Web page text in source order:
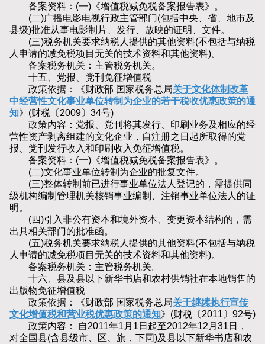
备案资料：(一)《增值税减免税备案报告表》。
(二)广播电影电视行政主管部门(包括中央、省、地市及
县级)批准从事电影制片、发行、放映的证明、文件。
(三)税务机关要求纳税人提供的其他资料(不包括与纳税
人申请的减免税项目无关的技术资料和其他资料)。
备案税务机关：主管税务机关。
十五、党报、党刊免征增值税
政策依据：《财政部 国家税务总局关于文化体制改革
中经营性文化事业单位转制为企业的若干税收优惠政策的通
知》(财税〔2009〕34号)
政策内容：党报、党刊将其发行、印刷业务及相应的经
营性资产剥离组建的文化企业，自注册之日起所取得的党
报、党刊发行收入和印刷收入免征增值税。
备案资料：(一)《增值税减免税备案报告表》。
(二)文化事业单位转制为企业的批复文件。
(三)整体转制前已进行事业单位法人登记的，需提供同
级机构编制管理机关核销事业编制、注销事业单位法人的证
明。
(四)引入非公有资本和境外资本、变更资本结构的，需
出具相关部门的批准函。
(五)税务机关要求纳税人提供的其他资料(不包括与纳税
人申请的减免税项目无关的技术资料和其他资料)。
备案税务机关：主管税务机关。
十六、县及县以下新华书店和农村供销社在本地销售的
出版物免征增值税
政策依据：《财政部 国家税务总局关于继续执行宣传
文化增值税和营业税优惠政策的通知》(财税〔2011〕92号)
政策内容： 自2011年1月1日起至2012年12月31日，
对全国县(含县级市、区、旗，下同)及县以下新华书店和农